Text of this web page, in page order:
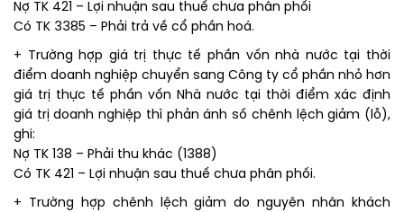
Nợ TK 421 – Lợi nhuận sau thuế chưa phân phối
Có TK 3385 – Phải trả về cổ phần hoá.
+ Trường hợp giá trị thực tế phần vốn nhà nước tại thời
điểm doanh nghiệp chuyển sang Công ty cổ phần nhỏ hơn
giá trị thực tế phần vốn Nhà nước tại thời điểm xác định
giá trị doanh nghiệp thì phản ánh số chênh lệch giảm (lỗ),
ghi:
Nợ TK 138 – Phải thu khác (1388)
Có TK 421 – Lợi nhuận sau thuế chưa phân phối.
+ Trường hợp chênh lệch giảm do nguyên nhân khách